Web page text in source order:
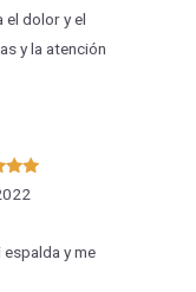
el dolor y el
y la atención
5
y me